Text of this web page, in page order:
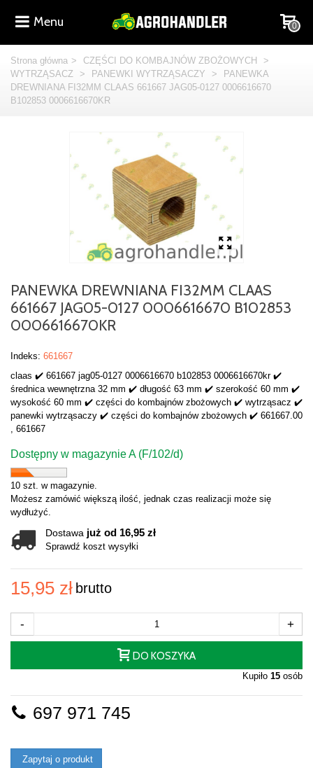
Menu 0
Strona główna > CZĘŚCI DO KOMBAJNÓW ZBOŻOWYCH
>
WYTRZĄSACZ
> PANEWKI WYTRZĄSACZY >
PANEWKA
DREWNIANA FI32MM CLAAS 661667 JAG05-0127 0006616670
B102853 0006616670KR
PANEWKA DREWNIANA FI32MM CLAAS
661667 JAG05-0127 0006616670 B102853
0006616670KR
Indeks: 661667
claas ✔️ 661667 jag05-0127 0006616670 b102853 0006616670kr ✔️
średnica wewnętrzna 32 mm ✔️ długość 63 mm ✔️ szerokość 60 mm ✔️
wysokość 60 mm ✔️ części do kombajnów zbożowych ✔️ wytrząsacz ✔️
panewki wytrząsaczy ✔️ części do kombajnów zbożowych ✔️ 661667.00
, 661667
Dostępny w magazynie A (F/102/d)
10 szt. w magazynie.
Możesz zamówić większą ilość, jednak czas realizacji może się
wydłużyć.
Dostawa już od 16,95 zł
Sprawdź koszt wysyłki
15,95 zł brutto
- +
DO KOSZYKA
Kupiło 15 osób
697 971 745
Zapytaj o produkt